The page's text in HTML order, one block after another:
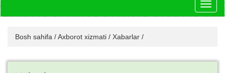
Bosh sahifa /Axborot xizmati / Xabarlar /